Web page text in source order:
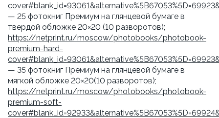
— 25 фотокниг Премиум на глянцевой бумаге в
твердой обложке 20×20 (10 разворотов);
https://netprint.ru/moscow/photobooks/photobook-
premium-hard-
— 35 фотокниг Премиум на глянцевой бумаге в
мягкой обложке 20×20(10 разворотов);
https://netprint.ru/moscow/photobooks/photobook-
premium-soft-